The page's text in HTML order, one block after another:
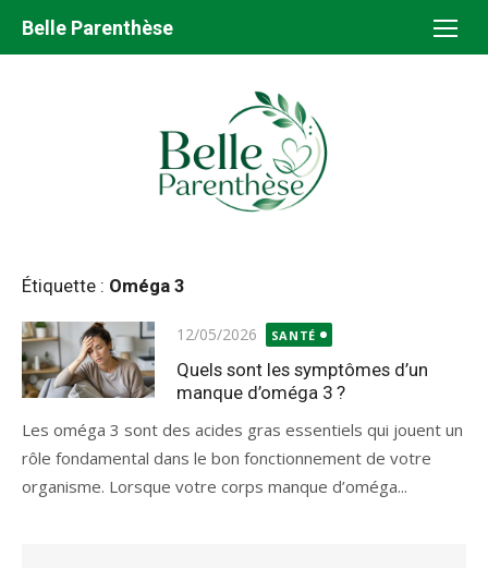
Belle Parenthèse
Étiquette : Oméga 3
Publié
le
12/05/2026 SANTÉ
Quels sont les symptômes d’un
manque d’oméga 3 ?
Les oméga 3 sont des acides gras essentiels qui jouent un
rôle fondamental dans le bon fonctionnement de votre
organisme. Lorsque votre corps manque d’oméga...